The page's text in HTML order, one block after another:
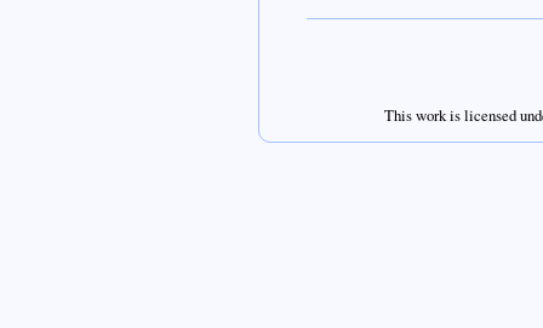
This work is licensed